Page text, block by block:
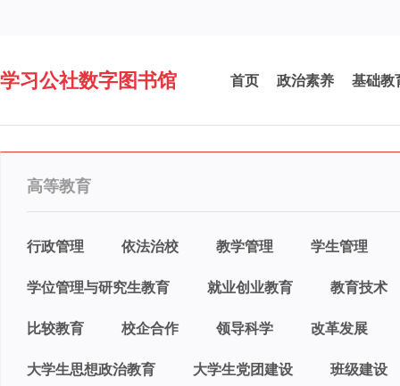
学习公社数字图书馆 首页 政治素养 基础教
高等教育
行政管理 依法治校 教学管理 学生管理
学位管理与研究生教育 就业创业教育 教育技术
比较教育 校企合作 领导科学 改革发展
大学生思想政治教育 大学生党团建设 班级建设